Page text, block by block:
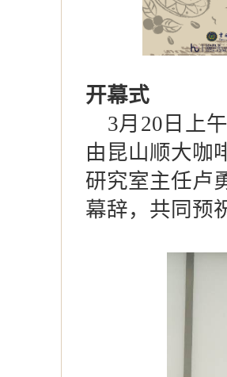
开幕式
3月 20 日上
由昆山顺大咖
研究室主任卢
幕辞，共同预